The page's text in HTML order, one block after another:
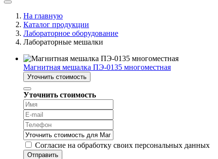
На главную
Каталог продукции
Лабораторное оборудование
Лабораторные мешалки
Магнитная мешалка ПЭ-0135 многоместная
Уточнить стоимость
Уточнить стоимость
Согласие на обработку своих персональных данных
Отправить